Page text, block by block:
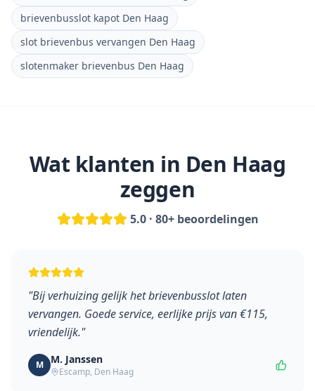
brievenbusslot kapot Den Haag
slot brievenbus vervangen Den Haag
slotenmaker brievenbus Den Haag
Wat klanten in Den Haag
zeggen
5.0 · 80+ beoordelingen
"Bij verhuizing gelijk het brievenbusslot laten
vervangen. Goede service, eerlijke prijs van €115,
vriendelijk."
M M. Janssen
Escamp, Den Haag